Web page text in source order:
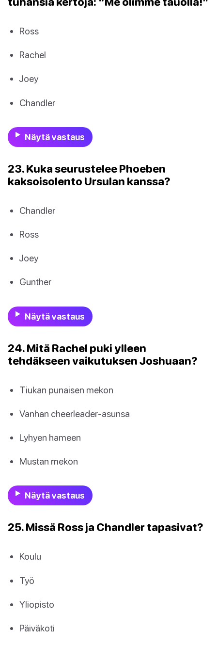
Ross
Rachel
Joey
Chandler
Näytä vastaus
23. Kuka seurustelee Phoeben
kaksoisolento Ursulan kanssa?
Chandler
Ross
Joey
Gunther
Näytä vastaus
24. Mitä Rachel puki ylleen
tehdäkseen vaikutuksen Joshuaan?
Tiukan punaisen mekon
Vanhan cheerleader-asunsa
Lyhyen hameen
Mustan mekon
Näytä vastaus
25. Missä Ross ja Chandler tapasivat?
Koulu
Työ
Yliopisto
Päiväkoti